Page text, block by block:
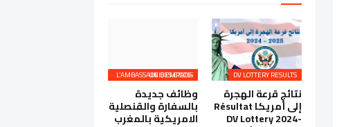
DV LOTTERY RESULTS
نتائج قرعة الهجرة
إلى أمريكا Résultat
DV Lottery 2024-
L’AMBASSADE DES ETATS-UNIS EMPLOIS
وظائف جديدة
بالسفارة والقنصلية
الامريكية بالمغرب